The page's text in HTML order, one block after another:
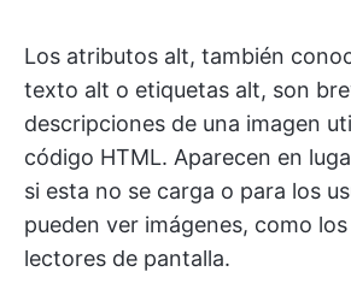
Los atributos alt, también
texto alt o etiquetas alt, son
descripciones de una imagen
código HTML. Aparecen en
si esta no se carga o para los
pueden ver imágenes, como
lectores de pantalla.